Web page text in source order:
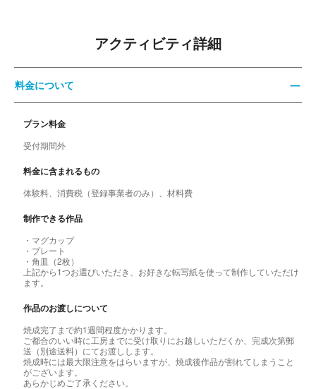
アクティビティ詳細
料金について
プラン料金
受付期間外
料金に含まれるもの
体験料、消費税（登録事業者のみ）、材料費
制作できる作品
・マグカップ
・プレート
・角皿（2枚）
上記から1つお選びいただき、お好きな転写紙を使って制作していただけ
ます。
作品のお渡しについて
焼成完了まで約1週間程度かかります。
ご都合のいい時に工房までに受け取りにお越しいただくか、完成次第郵
送（別途送料）にてお渡しします。
焼成時には最大限注意をはらいますが、焼成後作品が割れてしまうこと
がございます。
あらかじめご了承ください。